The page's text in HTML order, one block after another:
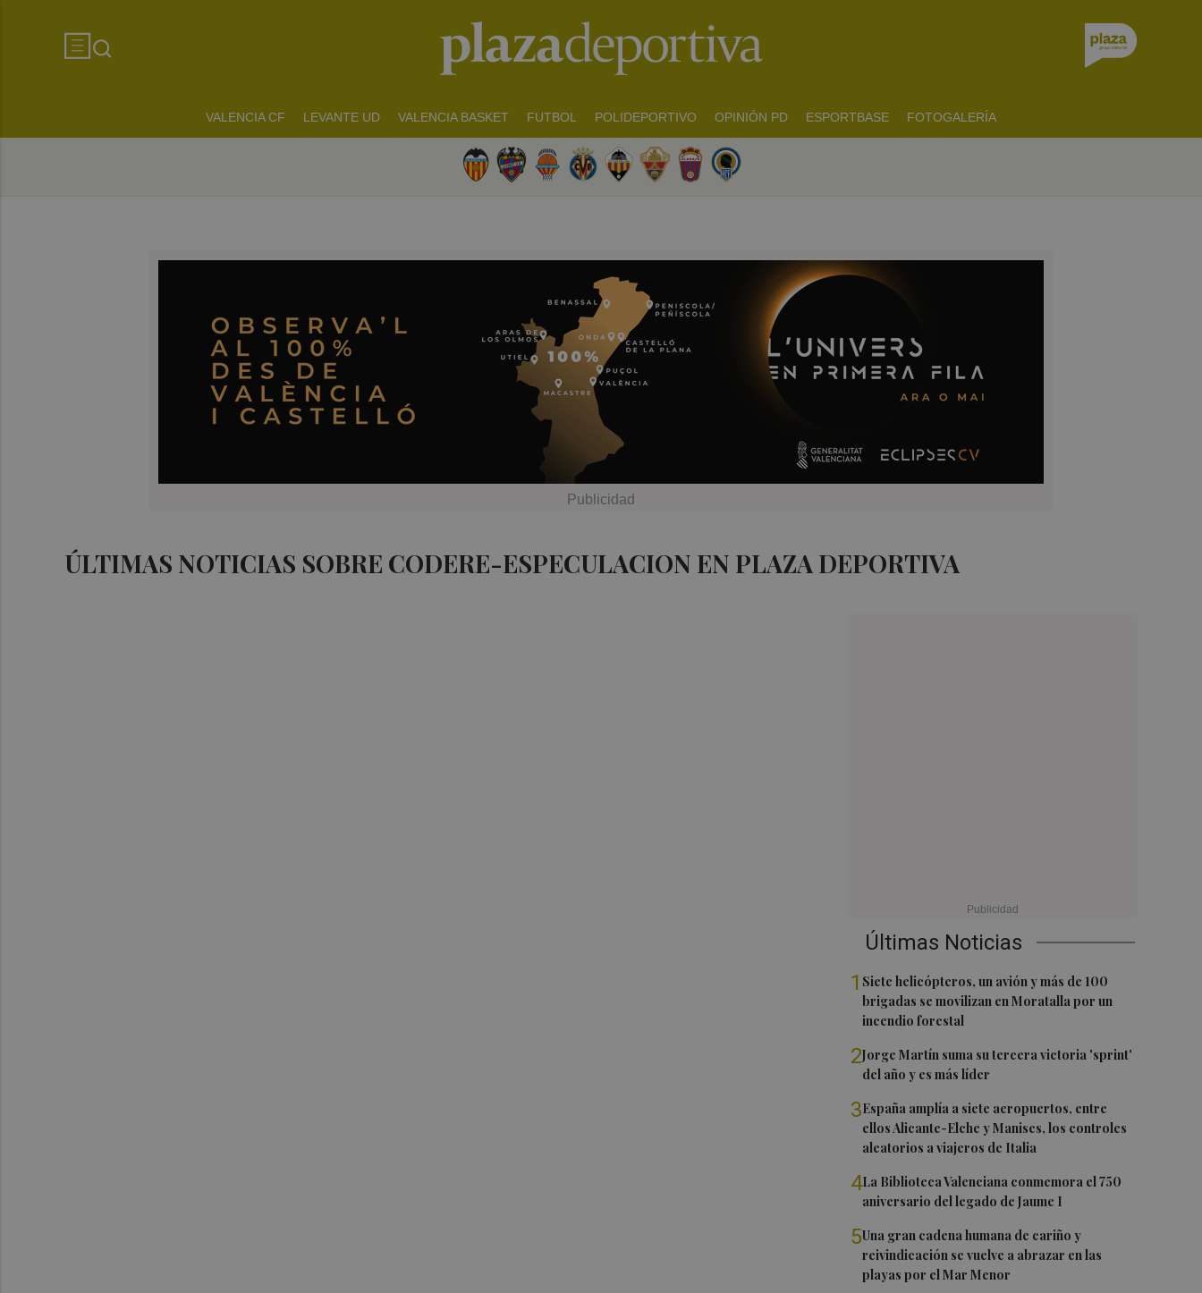
VALENCIA CF LEVANTE UD VALENCIA BASKET FUTBOL POLIDEPORTIVO OPINIÓN PD ESPORTBASE FOTOGALERÍA
ÚLTIMAS NOTICIAS SOBRE CODERE-ESPECULACION EN PLAZA DEPORTIVA
Últimas Noticias
1 Siete helicópteros, un avión y más de 100
brigadas se movilizan en Moratalla por un
incendio forestal
2Jorge Martín suma su tercera victoria 'sprint'
del año y es más líder
3España amplía a siete aeropuertos, entre
ellos Alicante-Elche y Manises, los controles
aleatorios a viajeros de Italia
4La Biblioteca Valenciana conmemora el 750
aniversario del legado de Jaume I
5Una gran cadena humana de cariño y
reivindicación se vuelve a abrazar en las
playas por el Mar Menor